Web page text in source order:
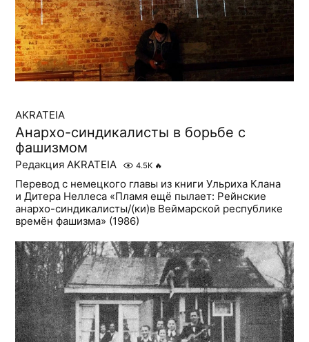
AKRATEIA
Анархо-синдикалисты в борьбе с
фашизмом
Редакция AKRATEIA 4.5K 🔥
Перевод с немецкого главы из книги Ульриха Клана
и Дитера Неллеса «Пламя ещё пылает: Рейнские
анархо-синдикалисты/(ки)в Веймарской республике
времён фашизма» (1986)